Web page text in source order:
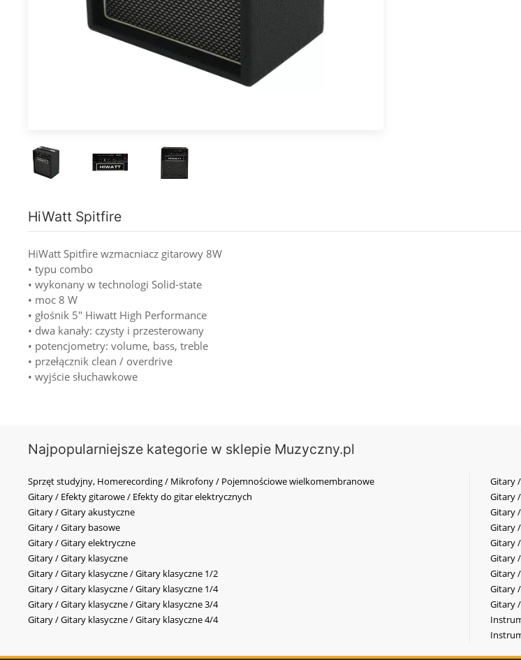
HiWatt Spitfire
HiWatt Spitfire wzmacniacz gitarowy 8W
• typu combo
• wykonany w technologi Solid-state
• moc 8 W
• głośnik 5" Hiwatt High Performance
• dwa kanały: czysty i przesterowany
• potencjometry: volume, bass, treble
• przełącznik clean / overdrive
• wyjście słuchawkowe
Najpopularniejsze kategorie w sklepie Muzyczny.pl
Sprzęt studyjny, Homerecording / Mikrofony / Pojemnościowe wielkomembranowe
Gitary / Efekty gitarowe / Efekty do gitar elektrycznych
Gitary / Gitary akustyczne
Gitary / Gitary basowe
Gitary / Gitary elektryczne
Gitary / Gitary klasyczne
Gitary / Gitary klasyczne / Gitary klasyczne 1/2
Gitary / Gitary klasyczne / Gitary klasyczne 1/4
Gitary / Gitary klasyczne / Gitary klasyczne 3/4
Gitary / Gitary klasyczne / Gitary klasyczne 4/4
Gitary
Gitary
Gitary
Gitary
Gitary
Gitary
Gitary
Gitary
Gitary